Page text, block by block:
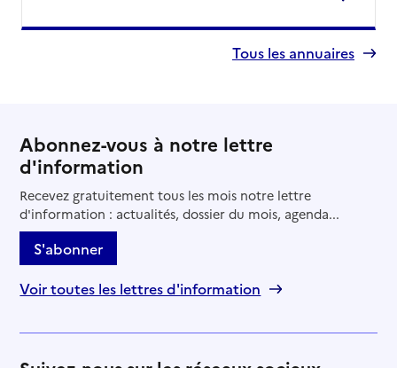
Tous les annuaires
Abonnez-vous à notre lettre
d'information
Recevez gratuitement tous les mois notre lettre
d'information : actualités, dossier du mois, agenda...
S'abonner
Voir toutes les lettres d'information